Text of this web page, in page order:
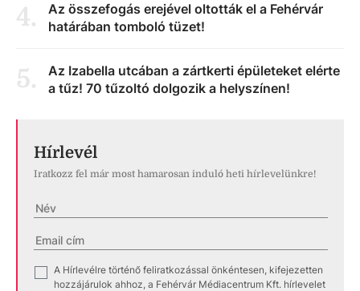
4.
Az összefogás erejével oltották el a Fehérvár
határában tomboló tüzet!
5.
Az Izabella utcában a zártkerti épületeket elérte
a tűz! 70 tűzoltó dolgozik a helyszínen!
Hírlevél
Iratkozz fel már most hamarosan induló heti hírlevelünkre!
A Hírlevélre történő feliratkozással önkéntesen, kifejezetten
hozzájárulok ahhoz, a Fehérvár Médiacentrum Kft. hírlevelet